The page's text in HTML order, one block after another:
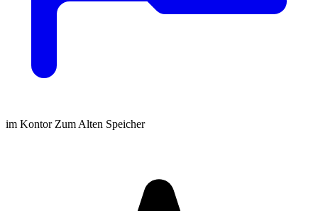
im Kontor Zum Alten Speicher